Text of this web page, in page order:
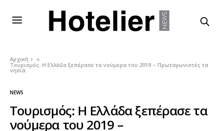
Αρχική
»
Τουρισμός: Η Ελλάδα ξεπέρασε τα νούμερα του 2019 – Πρωταγωνιστές τα
νησιά
NEWS
Τουρισμός: Η Ελλάδα ξεπέρασε τα
νούμερα του 2019 –